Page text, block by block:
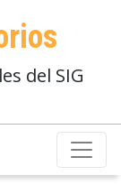
del SIG